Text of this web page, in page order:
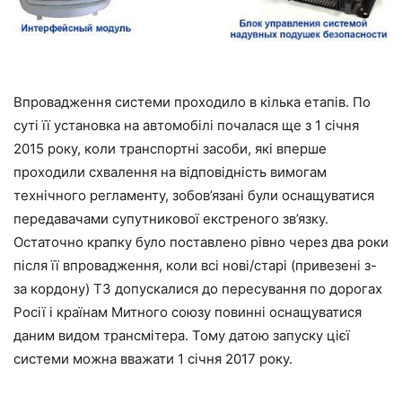
Впровадження системи проходило в кілька етапів. По
суті її установка на автомобілі почалася ще з 1 січня
2015 року, коли транспортні засоби, які вперше
проходили схвалення на відповідність вимогам
технічного регламенту, зобов’язані були оснащуватися
передавачами супутникової екстреного зв’язку.
Остаточно крапку було поставлено рівно через два роки
після її впровадження, коли всі нові/старі (привезені з-
за кордону) ТЗ допускалися до пересування по дорогах
Росії і країнам Митного союзу повинні оснащуватися
даним видом трансмітера. Тому датою запуску цієї
системи можна вважати 1 січня 2017 року.